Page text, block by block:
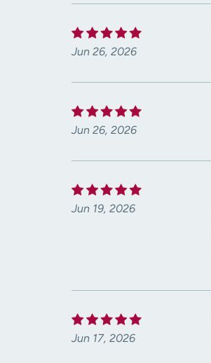
Jun 26, 2026
Jun 26, 2026
Jun 19, 2026
Jun 17, 2026